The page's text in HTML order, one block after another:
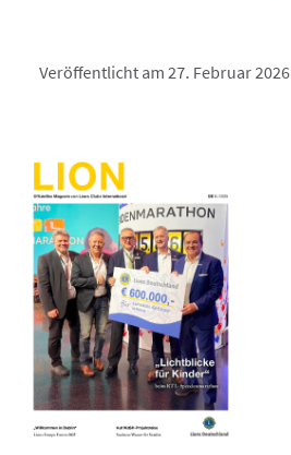
Veröffentlicht am 27. Februar 2026